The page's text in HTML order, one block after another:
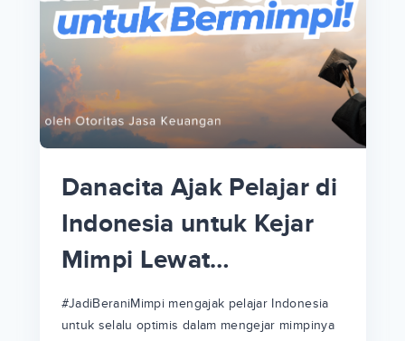
Danacita Ajak Pelajar di
Indonesia untuk Kejar
Mimpi Lewat
#JadiBeraniMimpi
#JadiBeraniMimpi mengajak pelajar Indonesia
untuk selalu optimis dalam mengejar mimpinya